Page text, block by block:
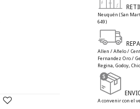
Neuquén (San
649)
Allen / Añelo /
Fernandez Oro /
Regina, Godoy,
A convenir con el